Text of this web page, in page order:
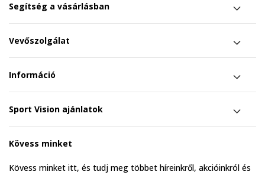
Segítség a vásárlásban
Vevőszolgálat
Információ
Sport Vision ajánlatok
Kövess minket
Kövess minket itt, és tudj meg többet híreinkről, akcióinkról és